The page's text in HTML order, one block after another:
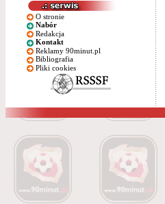
O stronie
Nabór
Redakcja
Kontakt
Reklamy 90minut.pl
Bibliografia
Pliki cookies